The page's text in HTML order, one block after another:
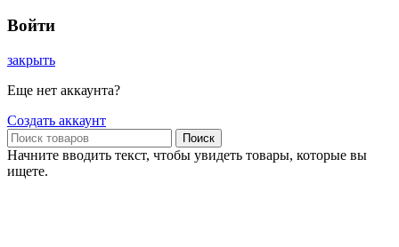
Войти
закрыть
Еще нет аккаунта?
Создать аккаунт
Поиск
Начните вводить текст, чтобы увидеть товары, которые вы
ищете.